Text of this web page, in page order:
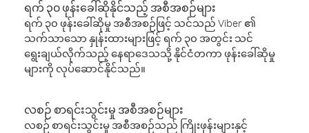
ရက် ၃၀ ဖုန်းခေါ်ဆိုနိုင်သည့် အစီအစဉ်များ
ရက် ၃၀ ဖုန်းခေါ်ဆိုမှု အစီအစဉ်ဖြင့် သင်သည် Viber ၏
သက်သာသော နှုန်းထားများဖြင့် ရက် ၃၀ အတွင်း သင်
ရွေးချယ်လိုက်သည့် နေရာဒေသသို့ နိုင်ငံတကာ ဖုန်းခေါ်ဆိုမှု
များကို လုပ်ဆောင်နိုင်သည်။
လစဉ် စာရင်းသွင်းမှု အစီအစဉ်များ
လစဉ် စာရင်းသွင်းမှု အစီအစဉ်သည် ကြိုးဖုန်းများနှင့်